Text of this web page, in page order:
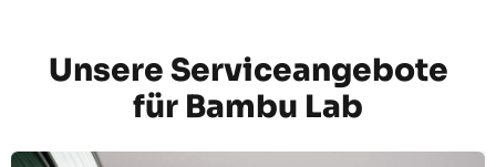
Unsere Serviceangebote
für Bambu Lab